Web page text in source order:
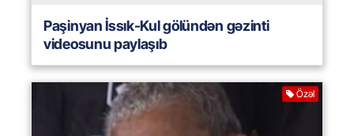
Paşinyan İssık-Kul gölündən gəzinti
videosunu paylaşıb
Özəl